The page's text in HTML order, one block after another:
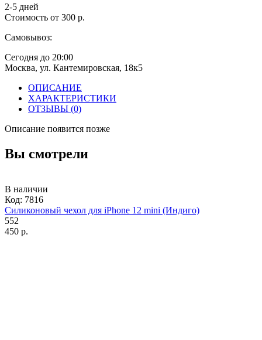
2-5 дней
Стоимость от 300 р.
Самовывоз:
Сегодня до 20:00
Москва, ул. Кантемировская, 18к5
ОПИСАНИЕ
ХАРАКТЕРИСТИКИ
ОТЗЫВЫ (0)
Описание появится позже
Вы смотрели
В наличии
Код: 7816
Силиконовый чехол для iPhone 12 mini (Индиго)
552
450 р.